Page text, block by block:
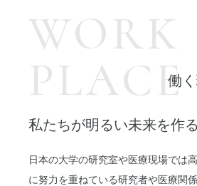
05.10
04.24
2024
2023
07.26
WORK
PLACE
働
私たちが明るい未来を作る
日本の大学の研究室や医療現場では
に努力を重ねている研究者や医療関